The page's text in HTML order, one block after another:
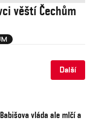
věští Čechům
Další
vláda ale mlčí a